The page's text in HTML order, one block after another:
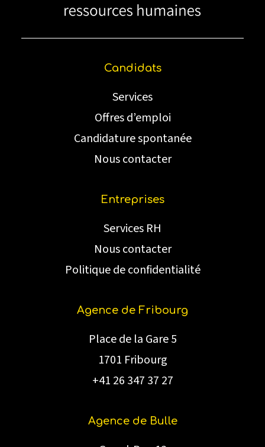
Candidats
Services
Offres d’emploi
Candidature spontanée
Nous contacter
Entreprises
Services RH
Nous contacter
Politique de confidentialité
Agence de Fribourg
Place de la Gare 5
1701 Fribourg
+41 26 347 37 27
Agence de Bulle